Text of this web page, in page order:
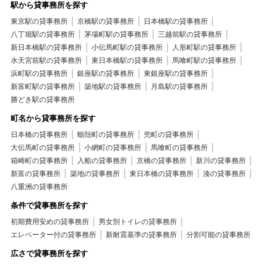
駅から貸事務所を探す
東京駅の貸事務所 京橋駅の貸事務所
日本橋駅の貸事務所
八丁堀駅の貸事務所
茅場町駅の貸事務所
三越前駅の貸事務所
新日本橋駅の貸事務所
小伝馬町駅の貸事務所
人形町駅の貸事務所
水天宮前駅の貸事務所
東日本橋駅の貸事務所
馬喰町駅の貸事務所
浜町駅の貸事務所
銀座駅の貸事務所
東銀座駅の貸事務所
新富町駅の貸事務所
築地駅の貸事務所
月島駅の貸事務所
勝どき駅の貸事務所
町名から貸事務所を探す
日本橋の貸事務所 蛎殻町の貸事務所
兜町の貸事務所
大伝馬町の貸事務所
小網町の貸事務所
馬喰町の貸事務所
箱崎町の貸事務所
入船の貸事務所 京橋の貸事務所
新川の貸事務所
新富の貸事務所
築地の貸事務所 東日本橋の貸事務所
湊の貸事務所
八重洲の貸事務所
条件で貸事務所を探す
初期費用安めの貸事務所
男女別トイレの貸事務所
エレベーター付の貸事務所
新耐震基準の貸事務所 分割可能の貸事務所
広さで貸事務所を探す